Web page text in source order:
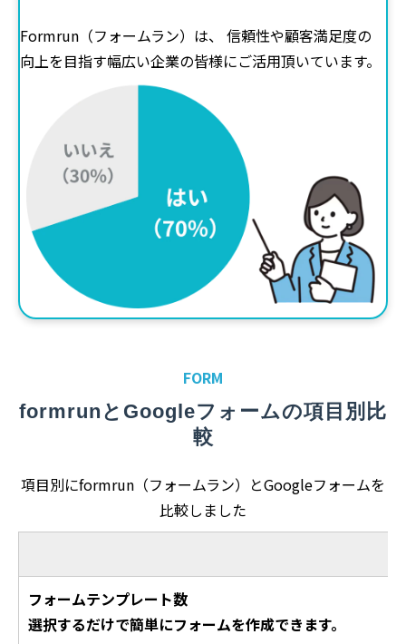
Formrun（フォームラン）は、 信頼性や顧客満足度の
向上を目指す幅広い企業の皆様にご活用頂いています。
FORM
formrunとGoogleフォームの項目別比
較
項目別にformrun（フォームラン）とGoogleフォームを
比較しました
フォームテンプレート数
選択するだけで簡単にフォームを作成できます。